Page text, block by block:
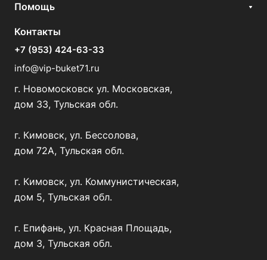
Помощь
Контакты
+7 (953) 424-63-33
info@vip-buket71.ru
г. Новомосковск ул. Московская,
дом 33, Тульская обл.
г. Кимовск, ул. Бессолова,
дом 72А, Тульская обл.
г. Кимовск, ул. Коммунистическая,
дом 5, Тульская обл.
г. Епифань, ул. Красная Площадь,
дом 3, Тульская обл.